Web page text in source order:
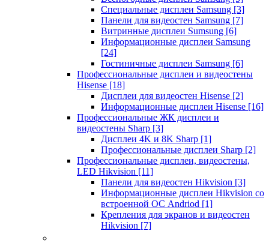
Специальные дисплеи Samsung [3]
Панели для видеостен Samsung [7]
Витринные дисплеи Sumsung [6]
Информационные дисплеи Samsung
[24]
Гостиничные дисплеи Samsung [6]
Профессиональные дисплеи и видеостены
Hisense [18]
Дисплеи для видеостен Hisense [2]
Информационные дисплеи Hisense [16]
Профессиональные ЖК дисплеи и
видеостены Sharp [3]
Дисплеи 4K и 8K Sharp [1]
Профессиональные дисплеи Sharp [2]
Профессиональные дисплеи, видеостены,
LED Hikvision [11]
Панели для видеостен Hikvision [3]
Информационные дисплеи Hikvision со
встроенной ОС Andriod [1]
Крепления для экранов и видеостен
Hikvision [7]